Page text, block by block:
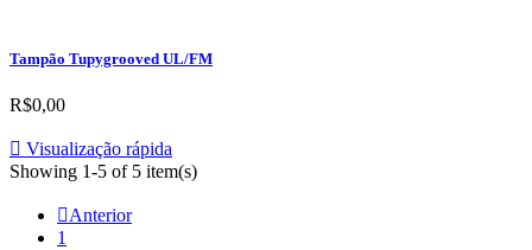
Tampão Tupygrooved UL/FM
R$0,00
 Visualização rápida
Showing 1-5 of 5 item(s)
Anterior
1